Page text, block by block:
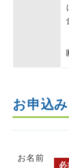
お申込み
お名前
必